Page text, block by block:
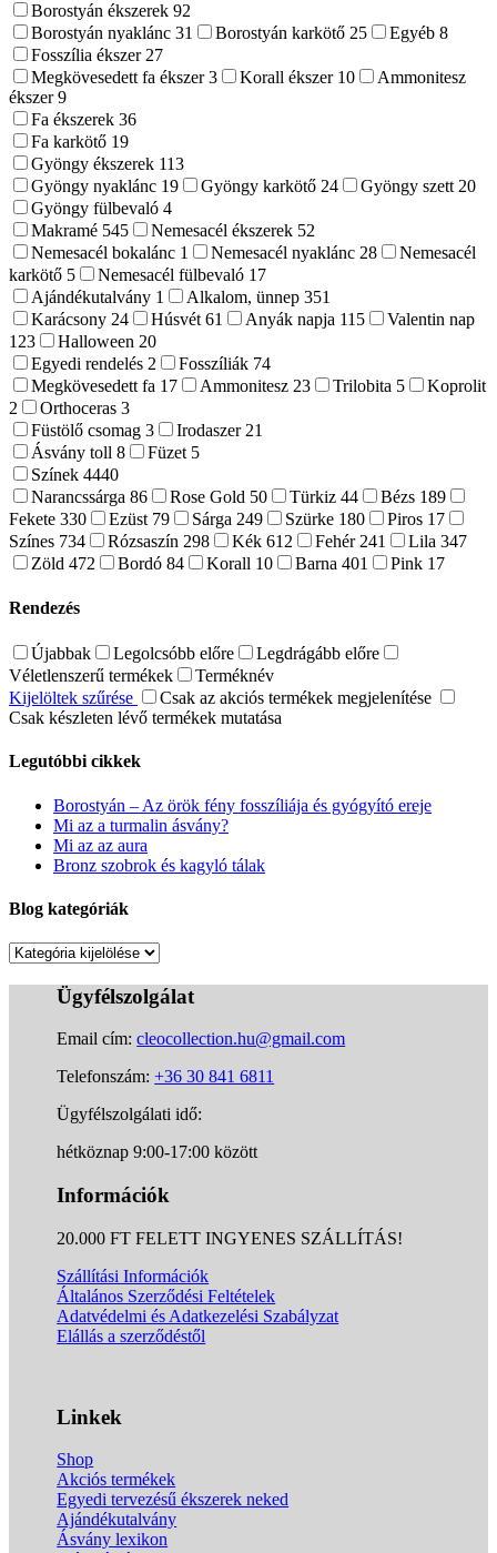
Borostyán ékszerek 92
Borostyán nyaklánc 31 Borostyán karkötő 25 Egyéb 8
Fosszília ékszer27
Megkövesedett fa ékszer3 Korall ékszer 10
Ammonitesz
ékszer9
Fa ékszerek 36
Fa karkötő 19
Gyöngy ékszerek 113
Gyöngy nyaklánc 19 Gyöngy karkötő 24 Gyöngy szett20
Gyöngy fülbevaló 4
Makramé 545 Nemesacél ékszerek 52
Nemesacél bokalánc 1 Nemesacél nyaklánc 28
Nemesacél
karkötő 5 Nemesacél fülbevaló 17
Ajándékutalvány 1 Alkalom, ünnep 351
Karácsony 24 Húsvét61 Anyák napja 115
Valentin nap
123
Halloween 20
Egyedi rendelés 2 Fosszíliák 74
Megkövesedett fa 17 Ammonitesz 23 Trilobita 5
Koprolit
2
Orthoceras 3
Füstölő csomag 3 Irodaszer21
Ásvány toll 8 Füzet 5
Színek 4440
Narancssárga 86 Rose Gold 50 Türkiz 44 Bézs 189
Fekete 330 Ezüst 79 Sárga 249 Szürke 180 Piros 17
Színes 734 Rózsaszín 298 Kék 612 Fehér241 Lila 347
Zöld 472 Bordó 84 Korall 10 Barna 401 Pink 17
Rendezés
Újabbak Legolcsóbb előre
Legdrágább előre
Véletlenszerű termékek
Terméknév
Kijelöltek szűrése
Csak az akciós termékek megjelenítése
Csak készleten lévő termékek mutatása
Legutóbbi cikkek
Borostyán – Az örök fény fosszíliája és gyógyító ereje
Mi az a turmalin ásvány?
Mi az az aura
Bronz szobrok és kagyló tálak
Blog kategóriák
Blog
Ügyfélszolgálat
Email cím:cleocollection.hu@gmail.com
Telefonszám:+36 30 841 6811
Ügyfélszolgálati idő:
hétköznap 9:00-17:00 között
Információk
20.000 FT FELETT INGYENES SZÁLLÍTÁS!
Szállítási Információk
Általános Szerződési Feltételek
Adatvédelmi és Adatkezelési Szabályzat
Elállás a szerződéstől
Linkek
Shop
Akciós termékek
Egyedi tervezésű ékszerek neked
Ajándékutalvány
Ásvány lexikon